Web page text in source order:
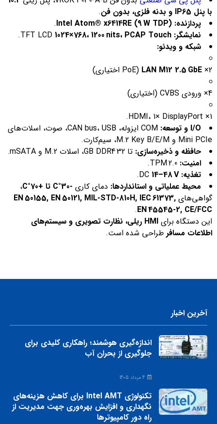
با پنل IP65 و بدنه فلزی، بدون فن
.
پردازنده: Intel Atom® x6414RE (9 W TDP)
.
نمایشگر: 1024×768، 1200 nits، PCAP Touch
.
شبکه و ویدئو:
2×
LAN M12 2.5 GbE (PoE اختیاری)
4× ورودی CVBS (اختیاری)
1× HDMI، 1× DisplayPort.
I/O و توسعه:
COM ایزوله، CAN bus، USB، صوت، اسلات‌های
Mini PCIe و M.2 Key B/E/M، سیم‌کارت.
حافظه و ذخیره‌سازی: تا 32 GB DDR4، اسلات M.2 و mSATA.
امنیت:
تغذیه: DC
14–48 V
.
محیط عملیاتی و استانداردها: دمای کاری ‑30°C تا +70°C
،
گواهی‌های EN 50155, EN 50121, MIL‑STD‑810H, IEC 61373,
EN 45545‑2, CE/FCC
.
این دستگاه برای
HMI ریلی، نظارت تصویری و سیستم‌های
اطلاعات مسافر طراحی شده است.
آخرین اخبار
اندازه‌گیری هوشمند؛ راهکاری کلیدی برای
جلوگیری از بحران آب
4 مرداد 1405
تکنولوژی Intel AMT برای کاهش هزینه‌های
نگهداری و افزایش بهره‌وری جهت مدیریت از
راه دور کامپیوترها